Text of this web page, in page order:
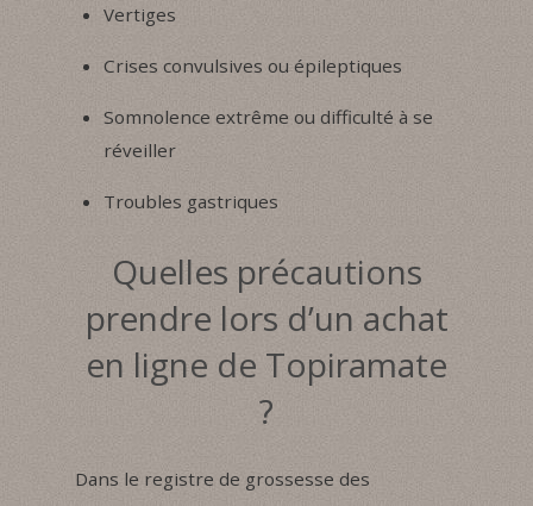
Vertiges
Crises convulsives ou épileptiques
Somnolence extrême ou difficulté à se
réveiller
Troubles gastriques
Quelles précautions
prendre lors d’un achat
en ligne de Topiramate
?
Dans le registre de grossesse des